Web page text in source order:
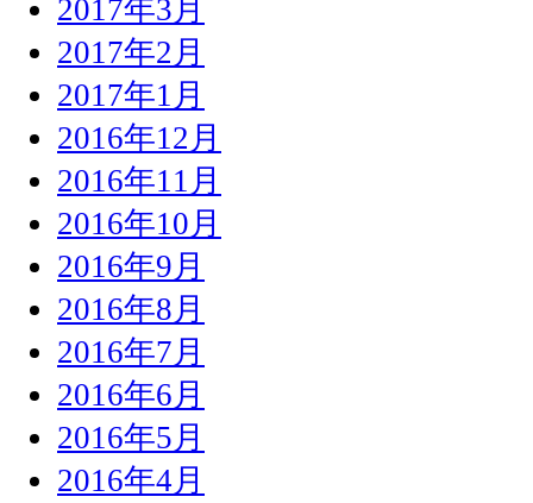
2017年3月
2017年2月
2017年1月
2016年12月
2016年11月
2016年10月
2016年9月
2016年8月
2016年7月
2016年6月
2016年5月
2016年4月